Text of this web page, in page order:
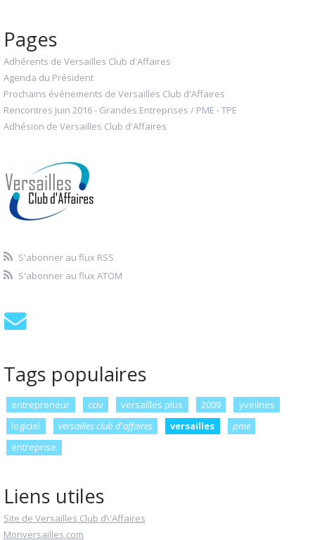
Pages
Adhérents de Versailles Club d'Affaires
Agenda du Président
Prochains événements de Versailles Club d'Affaires
Rencontres Juin 2016 - Grandes Entreprises / PME - TPE
Adhésion de Versailles Club d'Affaires
S'abonner au flux RSS
S'abonner au flux ATOM
Tags populaires
entrepreneur cciv versailles plus 2009
yvelines
logiciel
versailles club d'affaires versailles
pme
entreprise
Liens utiles
Site de Versailles Club d\'Affaires
Monversailles.com